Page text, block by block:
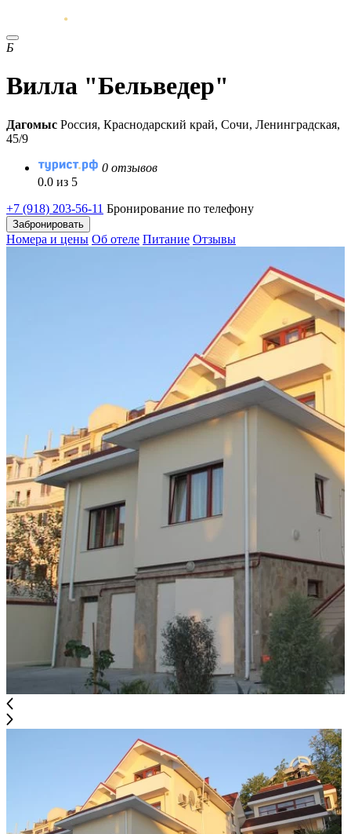
Б
Вилла "Бельведер"
Дагомыс Россия, Краснодарский край, Сочи, Ленинградская,
45/9
0 отзывов
0.0 из 5
+7 (918) 203-56-11 Бронирование по телефону
Забронировать
Номера и цены Об отеле Питание Отзывы